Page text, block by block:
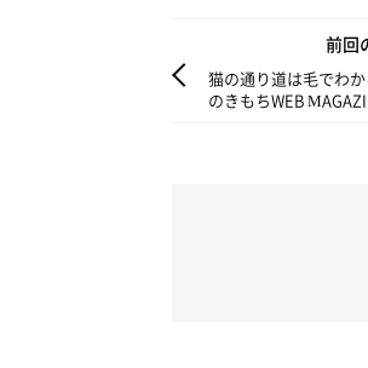
前回
猫の通り道は毛でわ
のきもちWEB